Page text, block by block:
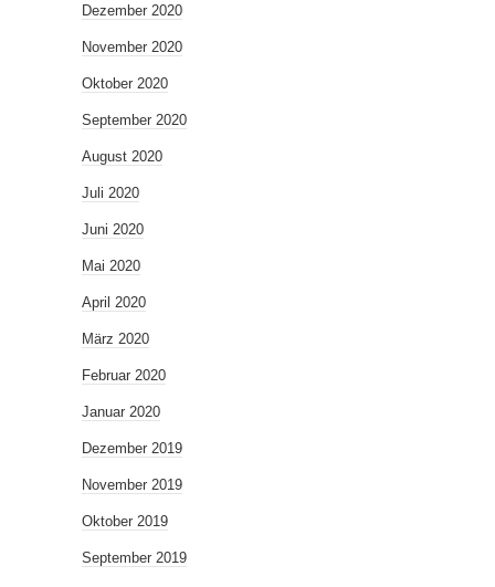
Dezember 2020
November 2020
Oktober 2020
September 2020
August 2020
Juli 2020
Juni 2020
Mai 2020
April 2020
März 2020
Februar 2020
Januar 2020
Dezember 2019
November 2019
Oktober 2019
September 2019